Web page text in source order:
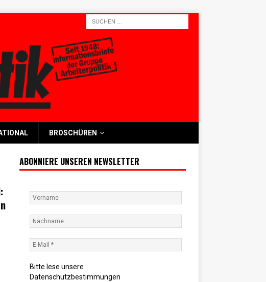
BROSCHÜREN
ABONNIERE UNSEREN NEWSLETTER
Bitte lese unsere
Datenschutzbestimmungen